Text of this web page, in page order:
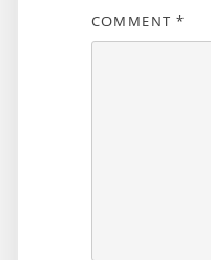
COMMENT *